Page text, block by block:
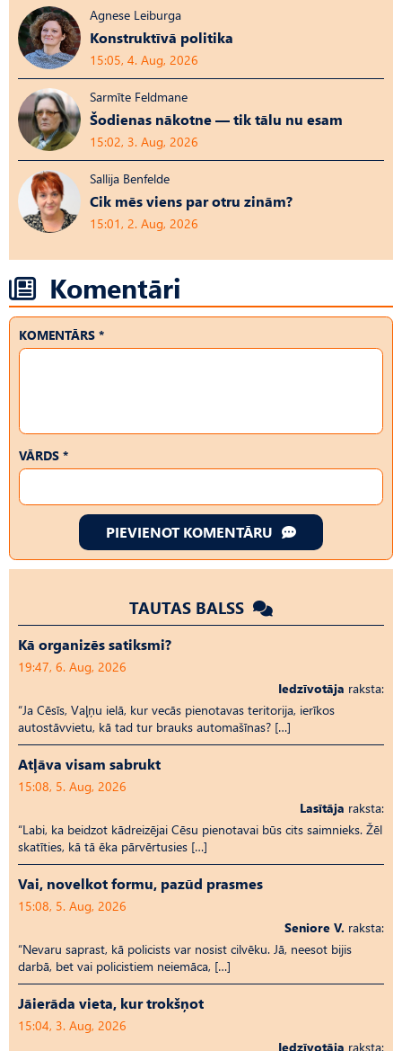
Agnese Leiburga
Konstruktīvā politika
15:05, 4. Aug, 2026
Sarmīte Feldmane
Šodienas nākotne — tik tālu nu esam
15:02, 3. Aug, 2026
Sallija Benfelde
Cik mēs viens par otru zinām?
15:01, 2. Aug, 2026
Komentāri
KOMENTĀRS *
VĀRDS *
PIEVIENOT KOMENTĀRU
TAUTAS BALSS
Kā organizēs satiksmi?
19:47, 6. Aug, 2026
Iedzīvotāja raksta:
“Ja Cēsīs, Vaļņu ielā, kur vecās pienotavas teritorija, ierīkos
autostāvvietu, kā tad tur brauks automašīnas? […]
Atļāva visam sabrukt
15:08, 5. Aug, 2026
Lasītāja raksta:
“Labi, ka beidzot kādreizējai Cēsu pienotavai būs cits saimnieks. Žēl
skatīties, kā tā ēka pārvērtusies […]
Vai, novelkot formu, pazūd prasmes
15:08, 5. Aug, 2026
Seniore V. raksta:
“Nevaru saprast, kā policists var nosist cilvēku. Jā, neesot bijis
darbā, bet vai policistiem neiemāca, […]
Jāierāda vieta, kur trokšņot
15:04, 3. Aug, 2026
Iedzīvotāja raksta: